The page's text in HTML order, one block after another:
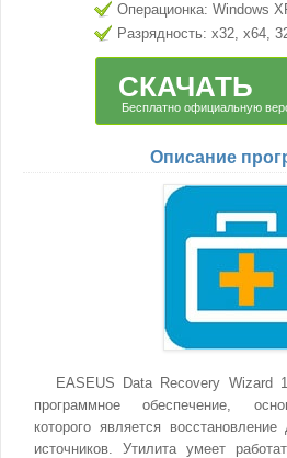
Операционка: Windows
Разрядность: x32, x64,
СКАЧАТЬ
Бесплатно официальную
Описание
EASEUS Data Recovery Wizard
программное обеспечение,
которого является
источников. Утилита умеет